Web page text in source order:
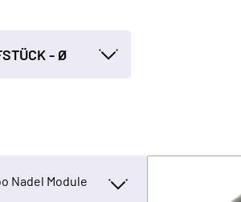
- Ø
Nadel Module